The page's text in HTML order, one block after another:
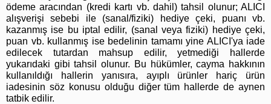
ödeme aracından (kredi kartı vb. dahil) tahsil olunur; ALICI
alışverişi sebebi ile (sanal/fiziki) hediye çeki, puanı vb.
kazanmış ise bu iptal edilir, (sanal veya fiziki) hediye çeki,
puan vb. kullanmış ise bedelinin tamamı yine ALICI'ya iade
edilecek tutardan mahsup edilir, yetmediği hallerde
yukarıdaki gibi tahsil olunur. Bu hükümler, cayma hakkının
kullanıldığı hallerin yanısıra, ayıplı ürünler hariç ürün
iadesinin söz konusu olduğu diğer tüm hallerde de aynen
tatbik edilir.